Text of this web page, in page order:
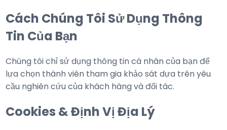
Cách Chúng Tôi Sử Dụng Thông
Tin Của Bạn
Chúng tôi chỉ sử dụng thông tin cá nhân của bạn để
lựa chọn thành viên tham gia khảo sát dựa trên yêu
cầu nghiên cứu của khách hàng và đối tác.
Cookies & Định Vị Địa Lý